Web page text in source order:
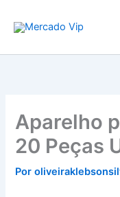
para
conteúdo
Aparelho
20 Peças
Por